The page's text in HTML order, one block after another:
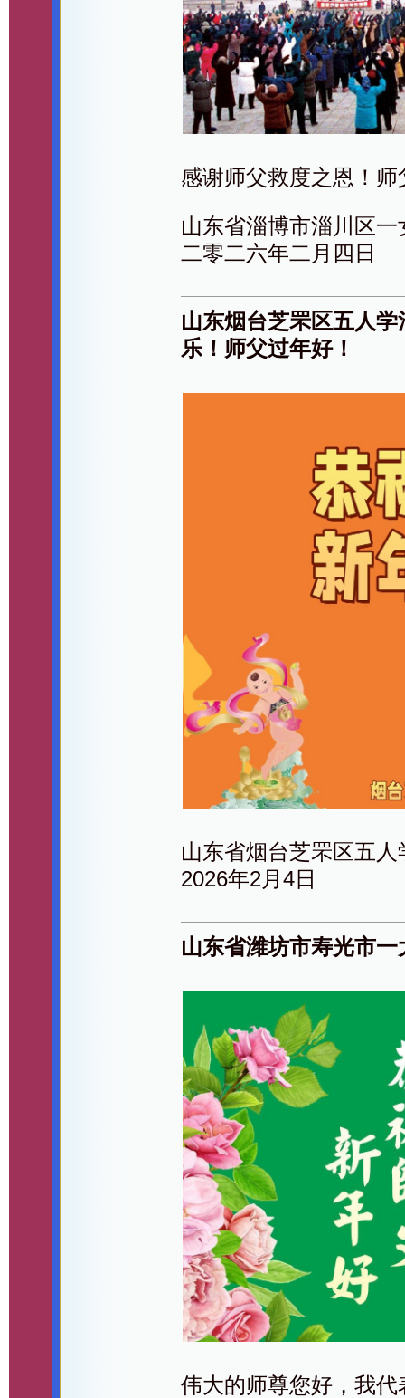
感谢师父救度之恩！
山东省淄博市淄川区
二零二六年二月四日
山东烟台芝罘区五人
乐！师父过年好！
山东省烟台芝罘区五
2026年2月4日
山东省潍坊市寿光市
伟大的师尊您好，我